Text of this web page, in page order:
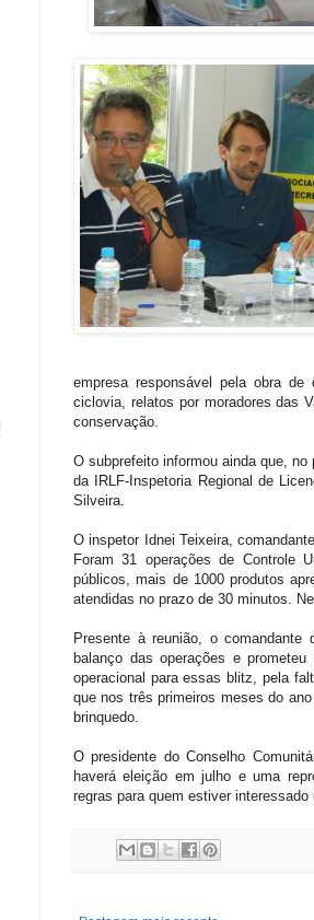
empresa responsável pela obra
ciclovia, relatos por moradores das
conservação.
O subprefeito informou ainda que,
da IRLF-Inspetoria Regional de
Silveira.
O inspetor Idnei Teixeira,
Foram 31 operações de Controle
públicos, mais de 1000 produtos
atendidas no prazo de 30 minutos.
Presente à reunião, o
balanço das operações e
operacional para essas blitz, pela
que nos três primeiros meses do
brinquedo.
O presidente do Conselho
haverá eleição em julho e uma
regras para quem estiver interessado